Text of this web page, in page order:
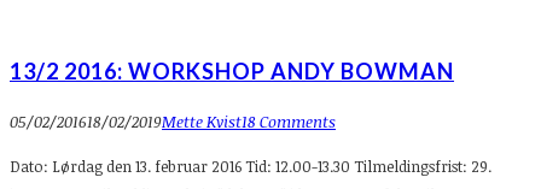
13/2 2016: WORKSHOP ANDY BOWMAN
05/02/201618/02/2019Mette Kvist18 Comments
Dato: Lørdag den 13. februar 2016 Tid: 12.00-13.30 Tilmeldingsfrist: 29.